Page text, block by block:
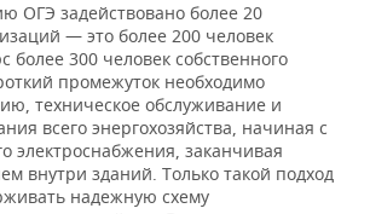
ОГЭ задействовано более 20
— это более 200 человек
более 300 человек собственного
промежуток необходимо
техническое обслуживание и
всего энергохозяйства, начиная с
электроснабжения, заканчивая
внутри зданий. Только такой подход
надежную схему